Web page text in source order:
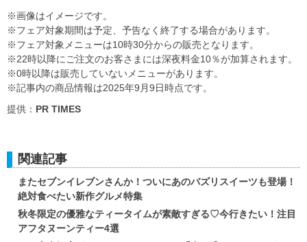
※画像はイメージです。
※フェア対象期間は予定、予告なく終了する場合があります。
※フェア対象メニューは10時30分からの販売となります。
※22時以降にご注文のお客さまには深夜料金10％が加算されます。
※0時以降は販売していないメニューがあります。
※記事内の商品情報は2025年9月9日時点です。
提供： PR TIMES
関連記事
またセブンイレブンさんか！ついにあのバズリスイーツも登場！
絶対食べたい新作グルメ特集
秋冬限定の優雅なティータイムが素敵すぎる♡今行きたい！注目
アフタヌーンティー4選